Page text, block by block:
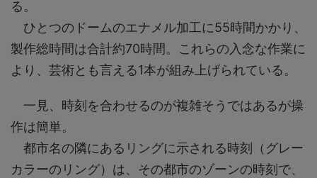
る。
ひとつのドームのエナメル加工に55時間かかり、
製作総時間は合計約70時間。これらの入念な作業に
より、芸術とも言える1本が組み上げられている。
一見、時刻を合わせるのが複雑そうではあるが操
作は簡単。
都市名の隣にあるリングに示される時刻（グレー
カラーのリング）は、その都市のゾーンの時刻で、